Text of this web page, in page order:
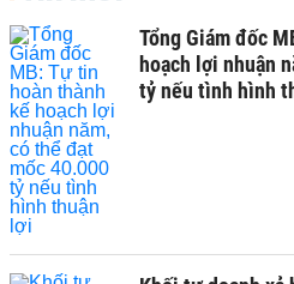
Tổng Giám đốc
hoạch lợi nhuận
tỷ nếu tình hình